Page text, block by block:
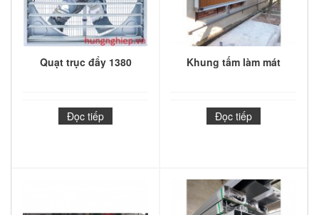
Quạt trục đẩy 1380
Đọc tiếp
Khung tấm làm mát
Đọc tiếp